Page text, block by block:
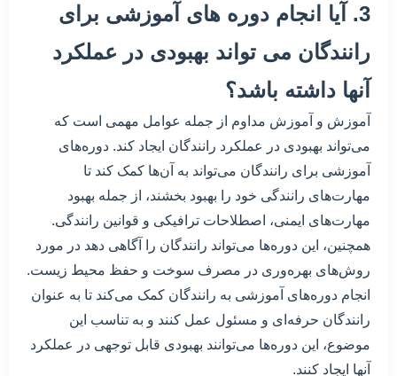
3. آیا انجام دوره های آموزشی برای
رانندگان می تواند بهبودی در عملکرد
آنها داشته باشد؟
آموزش و آموزش مداوم از جمله عوامل مهمی است که
می‌تواند بهبودی در عملکرد رانندگان ایجاد کند. دوره‌های
آموزشی برای رانندگان می‌تواند به آن‌ها کمک کند تا
مهارت‌های رانندگی خود را بهبود بخشند، از جمله بهبود
مهارت‌های ایمنی، اصطلاحات ترافیکی و قوانین رانندگی.
همچنین، این دوره‌ها می‌تواند رانندگان را آگاهی دهد در مورد
روش‌های بهره‌وری در مصرف سوخت و حفظ محیط زیست.
انجام دوره‌های آموزشی به رانندگان کمک می‌کند تا به عنوان
رانندگان حرفه‌ای و مسئول عمل کنند و به تناسب این
موضوع، این دوره‌ها می‌توانند بهبودی قابل توجهی در عملکرد
آنها ایجاد کنند.